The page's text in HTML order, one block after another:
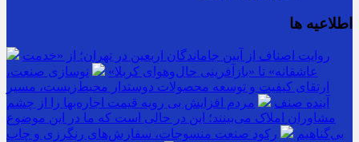
اطلاعیه ها
روایت اصناف از آیین جاماندگان اربعین در تهران؛ از «خدمت
عاشقانه» تا «بازآفرینی حال‌وهوای کربلا»
نوسازی صنعت،
ارتقای کیفیت و توسعه محصولات دوستدار محیط‌زیست، مسیر
آینده صنف
مردم افزایش بی رویه قیمت اجاره‌بها را از چشم
مشاوران املاک می‌بینند؛ این در حالی است که ما در این موضوع
بی‌گناهیم
رکود صنعت منسوجات، سفارش‌های رنگرزی و چاپ